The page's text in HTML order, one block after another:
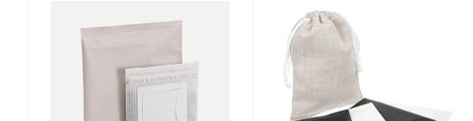
Купить в 1 клик
В избранное В наличии
Купить в 1 клик